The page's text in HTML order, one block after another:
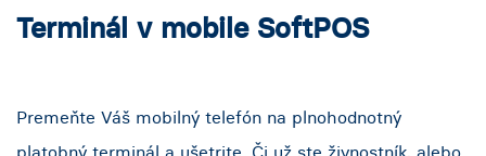
Terminál v mobile SoftPOS
Premeňte Váš mobilný telefón na plnohodnotný